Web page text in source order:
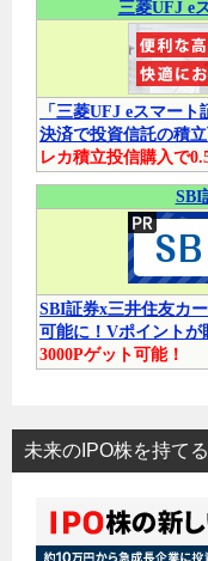
三菱UFJ e
「三菱UFJ eスマー
決済で投資信託の積
レカ積立投信購入で
SBI
SBI証券x三井住友カ
可能に！Vポイントが
3000Pゲット可能！
未来のIPO株を持て